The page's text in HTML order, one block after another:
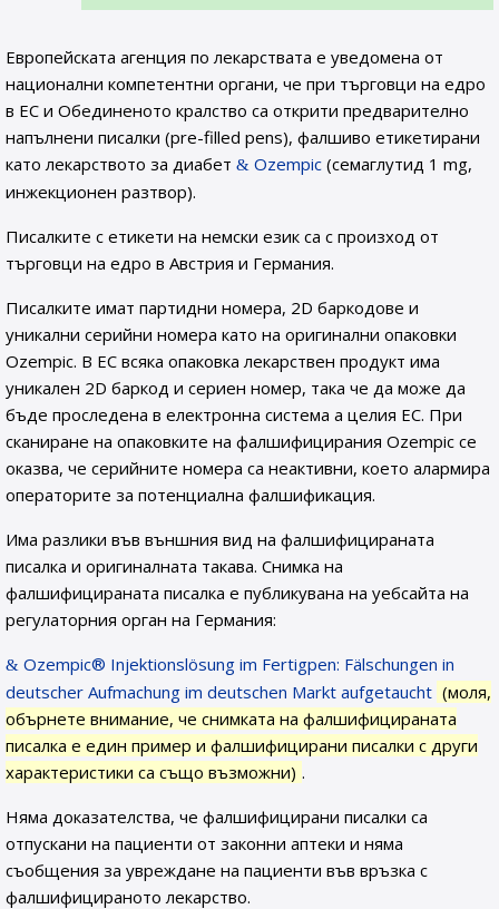
Европейската агенция по лекарствата е уведомена от
национални компетентни органи, че при търговци на едро
в ЕС и Обединеното кралство са открити предварително
напълнени писалки (pre-filled pens), фалшиво етикетирани
като лекарството за диабет
Ozempic (семаглутид 1 mg,
инжекционен разтвор).
Писалките с етикети на немски език са с произход от
търговци на едро в Австрия и Германия.
Писалките имат партидни номера, 2D баркодове и
уникални серийни номера като на оригинални опаковки
Ozempic. В ЕС всяка опаковка лекарствен продукт има
уникален 2D баркод и сериен номер, така че да може да
бъде проследена в електронна система а целия ЕС. При
сканиране на опаковките на фалшифицирания Ozempic се
оказва, че серийните номера са неактивни, което алармира
операторите за потенциална фалшификация.
Има разлики във външния вид на фалшифицираната
писалка и оригиналната такава. Снимка на
фалшифицираната писалка е публикувана на уебсайта на
регулаторния орган на Германия:
Ozempic® Injektionslösung im Fertigpen: Fälschungen in
deutscher Aufmachung im deutschen Markt aufgetaucht (моля,
обърнете внимание, че снимката на фалшифицираната
писалка е един пример и фалшифицирани писалки с други
характеристики са също възможни) .
Няма доказателства, че фалшифицирани писалки са
отпускани на пациенти от законни аптеки и няма
съобщения за увреждане на пациенти във връзка с
фалшифицираното лекарство.